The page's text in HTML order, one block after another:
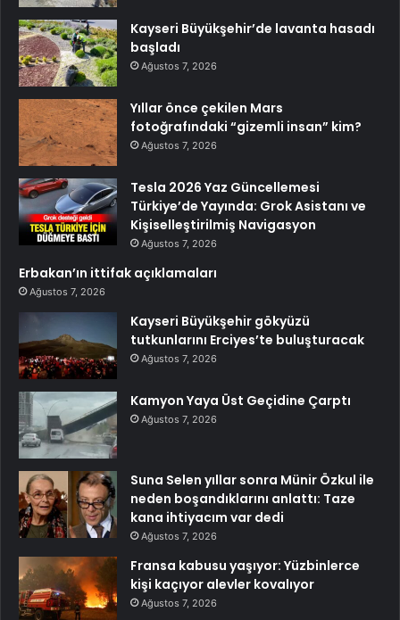
Kayseri Büyükşehir’de lavanta hasadı
başladı
Ağustos 7, 2026
Yıllar önce çekilen Mars
fotoğrafındaki “gizemli insan” kim?
Ağustos 7, 2026
Tesla 2026 Yaz Güncellemesi
Türkiye’de Yayında: Grok Asistanı ve
Kişiselleştirilmiş Navigasyon
Ağustos 7, 2026
Erbakan’ın ittifak açıklamaları
Ağustos 7, 2026
Kayseri Büyükşehir gökyüzü
tutkunlarını Erciyes’te buluşturacak
Ağustos 7, 2026
Kamyon Yaya Üst Geçidine Çarptı
Ağustos 7, 2026
Suna Selen yıllar sonra Münir Özkul ile
neden boşandıklarını anlattı: Taze
kana ihtiyacım var dedi
Ağustos 7, 2026
Fransa kabusu yaşıyor: Yüzbinlerce
kişi kaçıyor alevler kovalıyor
Ağustos 7, 2026